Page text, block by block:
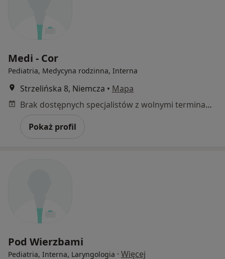
Medi - Cor
Pediatria, Medycyna rodzinna, Interna
Strzelińska 8, Niemcza • Mapa
Brak dostępnych specjalistów z wolnymi terminami w tym centrum medycznym.
Pokaż profil
Pod Wierzbami
Pediatria, Interna, Laryngologia · Więcej